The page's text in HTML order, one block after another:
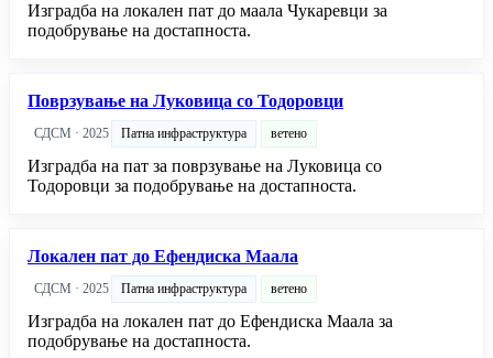
Изградба на локален пат до маала Чукаревци за
подобрување на достапноста.
Поврзување на Луковица со Тодоровци
СДСМ · 2025 Патна инфраструктура ветено
Изградба на пат за поврзување на Луковица со
Тодоровци за подобрување на достапноста.
Локален пат до Ефендиска Маала
СДСМ · 2025 Патна инфраструктура ветено
Изградба на локален пат до Ефендиска Маала за
подобрување на достапноста.